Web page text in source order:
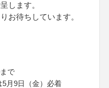
します。
お待ちしています。
で
月9日（金）必着